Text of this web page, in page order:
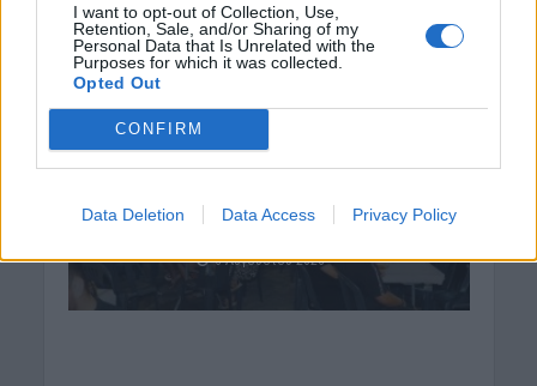
I want to opt-out of Collection, Use,
Retention, Sale, and/or Sharing of my
Personal Data that Is Unrelated with the
Purposes for which it was collected.
Opted Out
CONFIRM
Data Deletion Data Access Privacy Policy
ΓΕΎΣΗ - ΨΥΧΑΓΩΓΊΑ
Κίσαμος: Πλήθος
κόσμου στη “Γιορτή
Ντομάτας” στον
Πλάτανο
(ΦΩΤΟΓΡΑΦΙΕΣ)
6 Αυγούστου 2026